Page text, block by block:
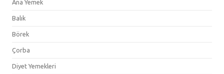
Ana Yemek
Balık
Börek
Çorba
Diyet Yemekleri